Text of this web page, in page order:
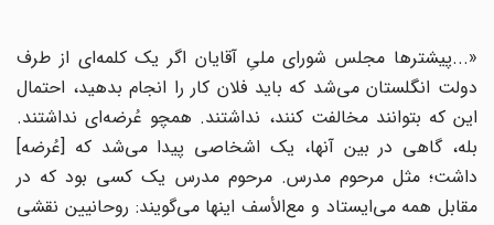
«...پیشترها مجلس شورای ملیِ آقایان اگر یک کلمه‌ای از طرف
دولت انگلستان می‌شد که باید فلان کار را انجام بدهید، احتمال
این که بتوانند مخالفت کنند، نداشتند. همچو عُرضه‌ای نداشتند.
بله، گاهی در بین آنها، یک اشخاصی پیدا می‌شد که [عُرضه‌]
داشت؛ مثل مرحوم مدرس. مرحوم مدرس یک کسی بود که در
مقابل همه می‌ایستاد و مع‌الأسف اینها می‌گویند: روحانیین نقشی